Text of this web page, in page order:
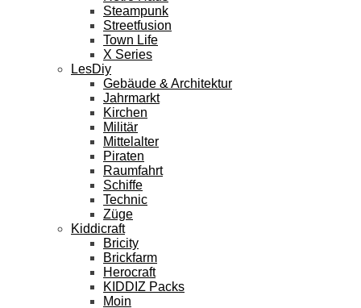
Steampunk
Streetfusion
Town Life
X Series
LesDiy
Gebäude & Architektur
Jahrmarkt
Kirchen
Militär
Mittelalter
Piraten
Raumfahrt
Schiffe
Technic
Züge
Kiddicraft
Bricity
Brickfarm
Herocraft
KIDDIZ Packs
Moin